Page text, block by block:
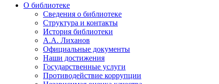
О библиотеке
Сведения о библиотеке
Структура и контакты
История библиотеки
А.А. Лиханов
Официальные документы
Наши достижения
Государственные услуги
Противодействие коррупции